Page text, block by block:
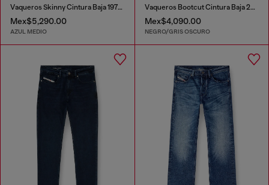
Vaqueros Skinny Cintura Baja 1979 Sleenker
Mex$5,290.00
AZUL MEDIO
Vaqueros Bootcut Cintura Baja 2007 Zatiny
Mex$4,090.00
NEGRO/GRIS OSCURO